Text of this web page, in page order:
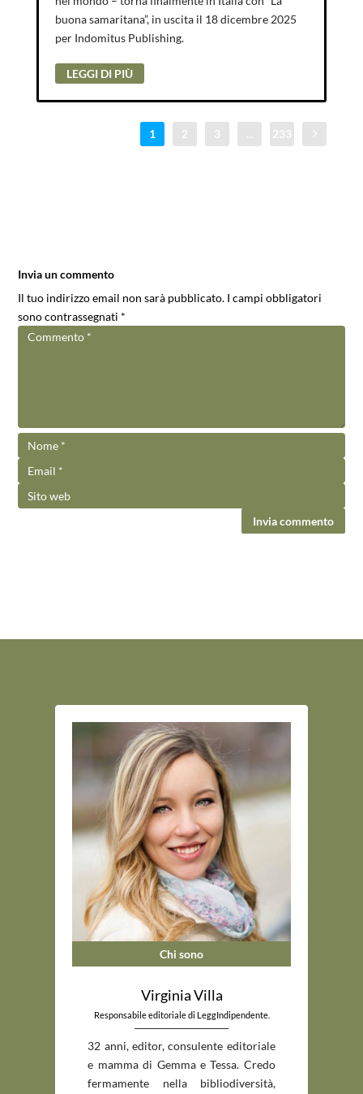
buona samaritana”, in uscita il 18 dicembre 2025
per Indomitus Publishing.
LEGGI DI PIÙ
1 2 3 233
Invia un commento
Il tuo indirizzo email non sarà pubblicato. I campi obbligatori
sono contrassegnati *
Invia commento
Chi sono
Virginia Villa
Responsabile editoriale di LeggIndipendente.
32 anni, editor, consulente editoriale
e mamma di Gemma e Tessa. Credo
fermamente nella bibliodiversità,